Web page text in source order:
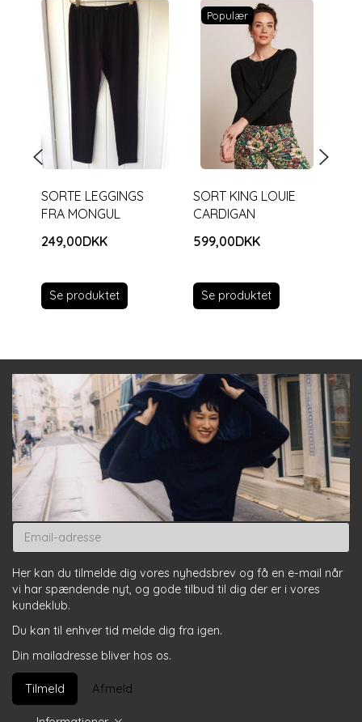
SORTE LEGGINGS
FRA MONGUL
249,00DKK
Se produktet
Populær
SORT KING LOUIE
CARDIGAN
599,00DKK
Se produktet
Email-
adresse
Her kan du tilmelde dig vores nyhedsbrev og få en e-mail når
vi har spændende nyt, og gode tilbud til dig der er i vores
kundeklub.
Du kan til enhver tid melde dig fra igen.
Din mailadresse bliver hos os.
Tilmeld Afmeld